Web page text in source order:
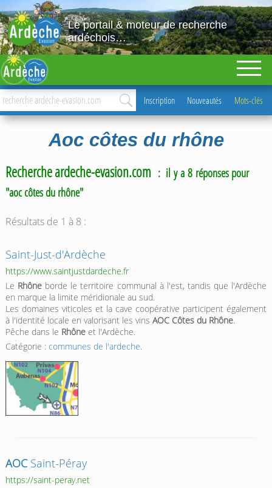
Le portail & moteur de recherche
ardéchois…
Inscription Nouveautés Mots-clés
Aoc côtes du rhône
Recherche ardeche-evasion.com : il y a 8 réponses pour
"aoc côtes du rhône"
Résultats de 1 à 8 :
Saint-Just-d'Ardèche
https://www.saintjustdardeche.fr
Le Rhône borde le territoire communal à l'est, tandis que l'Ardèche
en marque la limite méridionale au sud.
Les domaines viticoles et la cave coopérative participent également
à l'identité locale en valorisant les vins AOC Côtes du Rhône.
Pêche dans le Rhôneet l'Ardèche.
Catégorie : communes de l'ardeche.
AOCSaint-Péray
https://saint-peray.net